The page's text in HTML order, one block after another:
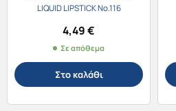
LIQUID LIPSTICK No.116
4,49€
Σε απόθεμα
Στο καλάθι